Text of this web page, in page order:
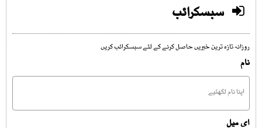
سبسکرائب
روزانہ تازہ ترین خبریں حاصل کرنے کے لئے سبسکرائب کریں
نام
ای میل